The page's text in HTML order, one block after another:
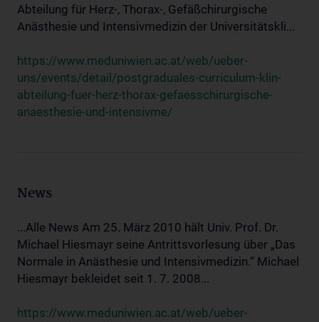
Abteilung für Herz-, Thorax-, Gefäßchirurgische
Anästhesie und Intensivmedizin der Universitätskli...
https://www.meduniwien.ac.at/web/ueber-
uns/events/detail/postgraduales-curriculum-klin-
abteilung-fuer-herz-thorax-gefaesschirurgische-
anaesthesie-und-intensivme/
News
...Alle News Am 25. März 2010 hält Univ. Prof. Dr.
Michael Hiesmayr seine Antrittsvorlesung über „Das
Normale in Anästhesie und Intensivmedizin.“ Michael
Hiesmayr bekleidet seit 1. 7. 2008...
https://www.meduniwien.ac.at/web/ueber-